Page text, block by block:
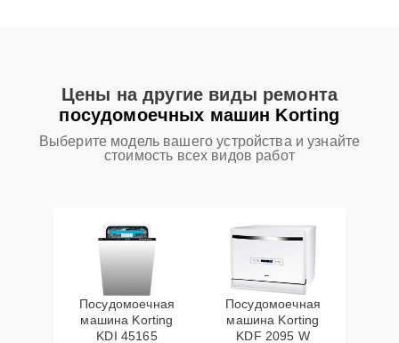
Цены на другие виды ремонта
посудомоечных машин Korting
Выберите модель вашего устройства и узнайте
стоимость всех видов работ
Посудомоечная
машина Korting
KDI 45165
Посудомоечная
машина Korting
KDF 2095 W